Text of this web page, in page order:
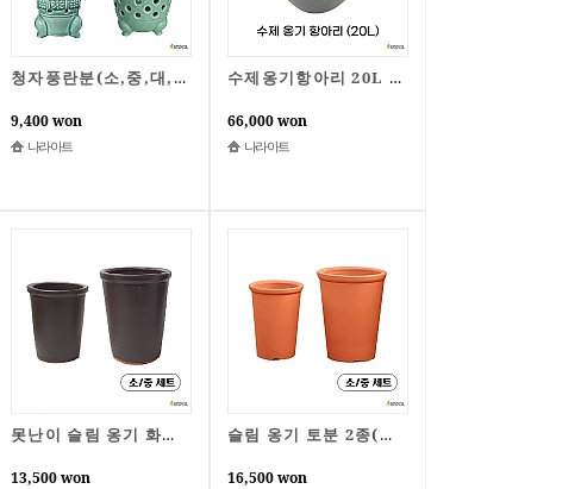
청자풍란분(소,중,대,특대)/화분/청자분/난분/도자기화분/도자기/국산청자/나라아트
9,400 won
나라아트
수제옹기항아리 20L 옹기 전통항아리 김치독 쌀독 소금 된장 고추장 나라아트
66,000 won
나라아트
못난이 슬림 옹기 화분 2종(소/중)/B급상품/한정특가
13,500 won
슬림 옹기 토분 2종(소/중)/자체제작/특가판매
16,500 won